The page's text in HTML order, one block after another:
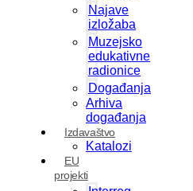
Najave
izložaba
Muzejsko
edukativne
radionice
Događanja
Arhiva
događanja
Izdavaštvo
Katalozi
EU
projekti